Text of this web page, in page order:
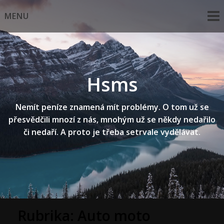
Skip
toMENU
Hsms
Nemít peníze znamená mít problémy. O tom už se
přesvědčili mnozí z nás, mnohým už se někdy nedařilo
či nedaří. A proto je třeba setrvale vydělávat.